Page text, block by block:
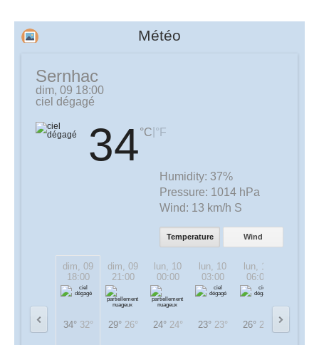
Météo
Sernhac
dim, 09 18:00
ciel dégagé
34°C °F
Humidity: 37%
Pressure: 1014 hPa
Wind: 13 km/h S
Temperature Wind
dim, 09
18:00
34° 32°
dim, 09
21:00
29° 26°
lun, 10
00:00
24° 24°
lun, 10
03:00
23° 23°
lun, 10
06:00
26° 26°